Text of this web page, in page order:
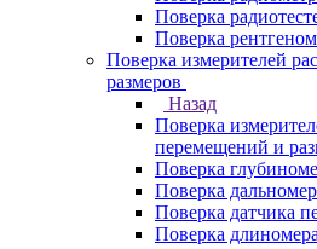
Поверка
Поверка
Поверка измерителей
размеров
Назад
Поверка
перемещений и
Поверка
Поверка
Поверка датчика
Поверка длиномера